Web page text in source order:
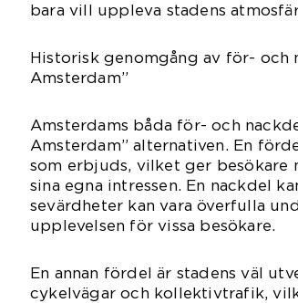
bara vill uppleva stadens
Historisk genomgång av för- och
Amsterdam”
Amsterdams båda för- och
Amsterdam” alternativen. En
som erbjuds, vilket ger besökare
sina egna intressen. En nackdel
sevärdheter kan vara överfulla
upplevelsen för vissa besökare.
En annan fördel är stadens väl
cykelvägar och kollektivtrafik,